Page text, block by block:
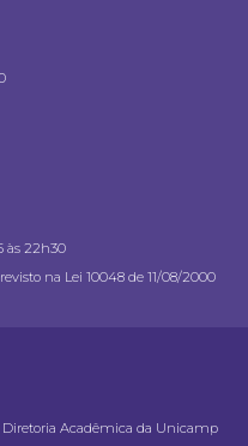
às 22h30
na Lei 10048 de 11/08/2000
Acadêmica da Unicamp